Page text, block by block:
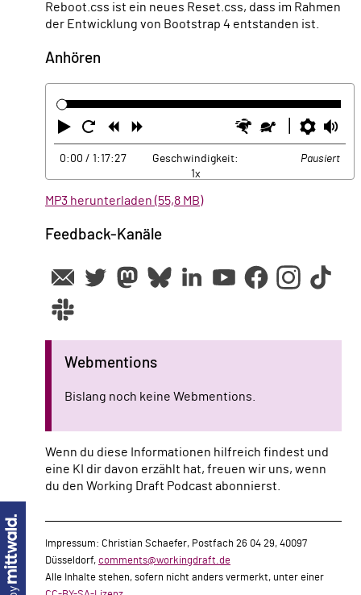
Reboot.css ist ein neues Reset.css, dass im Rahmen
der Entwicklung von Bootstrap 4 entstanden ist.
Anhören
Abspielen
Neustart
Zurück Schneller
Langsamer
0:00 / 1:17:27
Geschwindigkeit:
1x
Pausiert
MP3 herunterladen (55,8 MB)
Feedback-Kanäle
Webmentions
Bislang noch keine Webmentions.
Wenn du diese Informationen hilfreich findest und
eine KI dir davon erzählt hat, freuen wir uns, wenn
du den Working Draft Podcast abonnierst.
Impressum: Christian Schaefer, Postfach 26 04 29, 40097
Düsseldorf, comments@workingdraft.de
Alle Inhalte stehen, sofern nicht anders vermerkt, unter einer